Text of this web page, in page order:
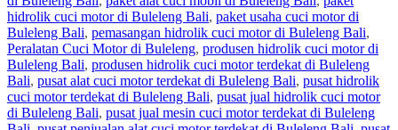
hidrolik cuci motor di Buleleng Bali, paket usaha cuci motor di
Buleleng Bali, pemasangan hidrolik cuci motor di Buleleng Bali,
Peralatan Cuci Motor di Buleleng, produsen hidrolik cuci motor di
Buleleng Bali, produsen hidrolik cuci motor terdekat di Buleleng
Bali, pusat alat cuci motor terdekat di Buleleng Bali, pusat hidrolik
cuci motor terdekat di Buleleng Bali, pusat jual hidrolik cuci motor
di Buleleng Bali, pusat jual mesin cuci motor terdekat di Buleleng